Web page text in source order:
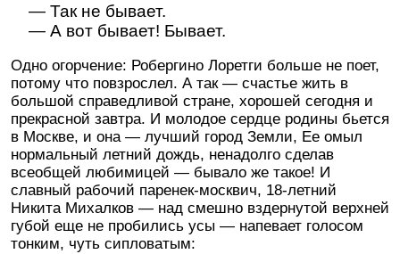
— Так не бывает.
— А вот бывает! Бывает.
Одно огорчение: Робергино Лоретги больше не поет,
потому что повзрослел. А так — счастье жить в
большой справедливой стране, хорошей сегодня и
прекрасной завтра. И молодое сердце родины бьется
в Москве, и она — лучший город Земли, Ее омыл
нормальный летний дождь, ненадолго сделав
всеобщей любимицей — бывало же такое! И
славный рабочий паренек-москвич, 18-летний
Никита Михалков — над смешно вздернутой верхней
губой еще не пробились усы — напевает голосом
тонким, чуть сипловатым: